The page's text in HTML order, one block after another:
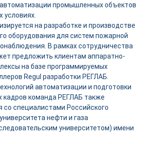
промышленных объектов
условиях.
на разработке и производстве
оборудования для систем пожарной
В рамках сотрудничества
предложить клиентам аппаратно-
на базе программируемых
Regul разработки РЕГЛАБ.
автоматизации и подготовки
кадров команда РЕГЛАБ также
со специалистами Российского
нефти и газа
университетом) имени